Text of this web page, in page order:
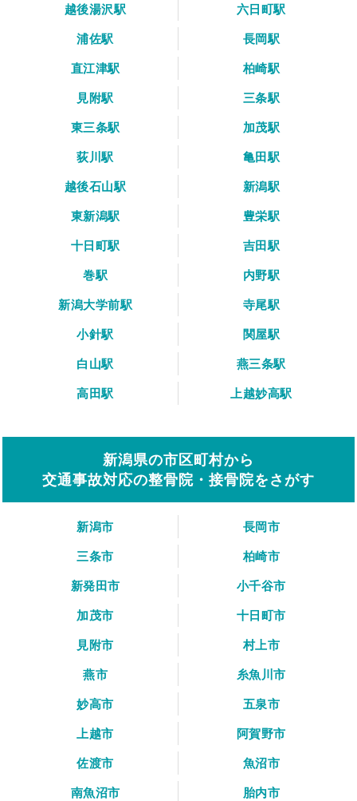
越後湯沢駅
六日町駅
浦佐駅
長岡駅
直江津駅
柏崎駅
見附駅
三条駅
東三条駅
加茂駅
荻川駅
亀田駅
越後石山駅
新潟駅
東新潟駅
豊栄駅
十日町駅
吉田駅
巻駅
内野駅
新潟大学前駅
寺尾駅
小針駅
関屋駅
白山駅
燕三条駅
高田駅
上越妙高駅
新潟県の市区町村から
交通事故対応の整骨院・接骨院をさがす
新潟市
長岡市
三条市
柏崎市
新発田市
小千谷市
加茂市
十日町市
見附市
村上市
燕市
糸魚川市
妙高市
五泉市
上越市
阿賀野市
佐渡市
魚沼市
南魚沼市
胎内市